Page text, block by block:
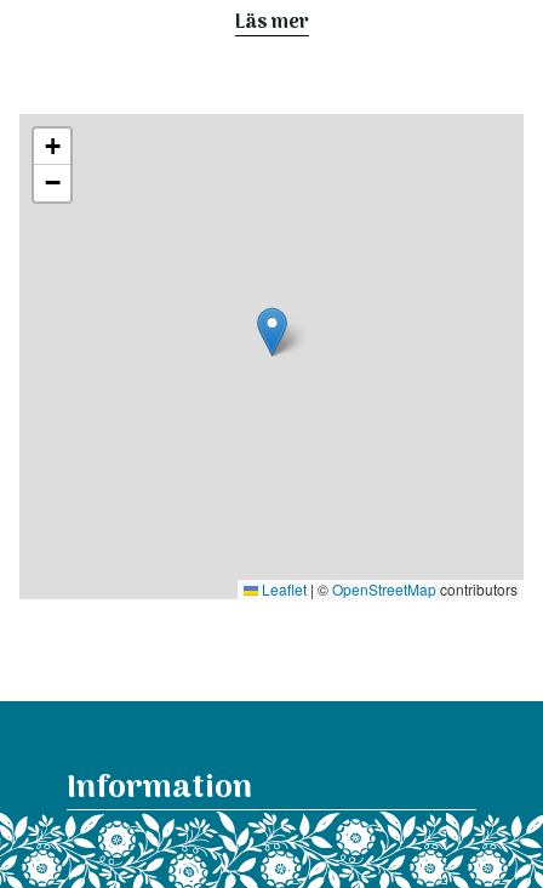
tillhör den s k Tierpskolan och tillkom ca 1470-1480.
Skulpturerna är gjorda av Haaken Gulleson, själv från
Kyrkan står idag under Riksantikvarieämbetets vård och
tillsyn.
Läs mer
+
−
Leaflet | ©OpenStreetMapcontributors
Information